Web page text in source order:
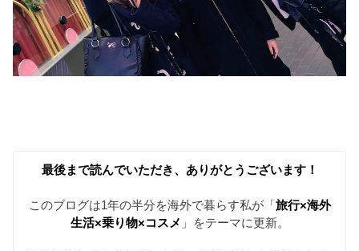
最後まで読んでいただき、ありがとうございます！
このブログは1年の半分を海外で暮らす私が「 旅行×海外
生活×乗り物×コスメ 」をテーマに更新。